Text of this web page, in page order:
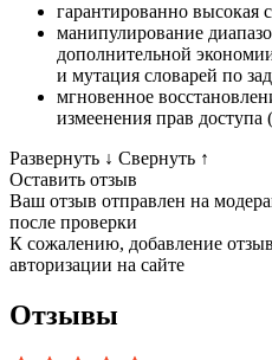
гарантированно высокая
манипулирование
дополнительной
и мутация словарей по
мгновенное
измеенения прав
Развернуть ↓ Свернуть ↑
Оставить отзыв
Ваш отзыв отправлен на
после проверки
К сожалению, добавление
авторизации на сайте
Отзывы